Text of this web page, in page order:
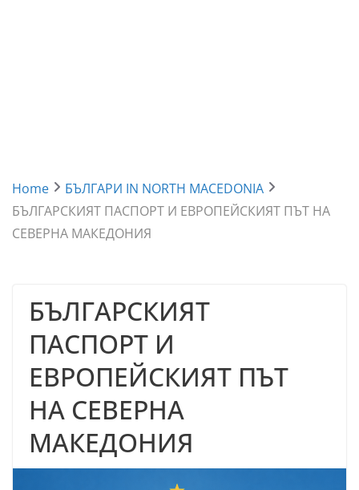
Home
БЪЛГАРИ IN NORTH MACEDONIA
БЪЛГАРСКИЯТ ПАСПОРТ И ЕВРОПЕЙСКИЯТ ПЪТ НА
СЕВЕРНА МАКЕДОНИЯ
БЪЛГАРСКИЯТ
ПАСПОРТ И
ЕВРОПЕЙСКИЯТ ПЪТ
НА СЕВЕРНА
МАКЕДОНИЯ